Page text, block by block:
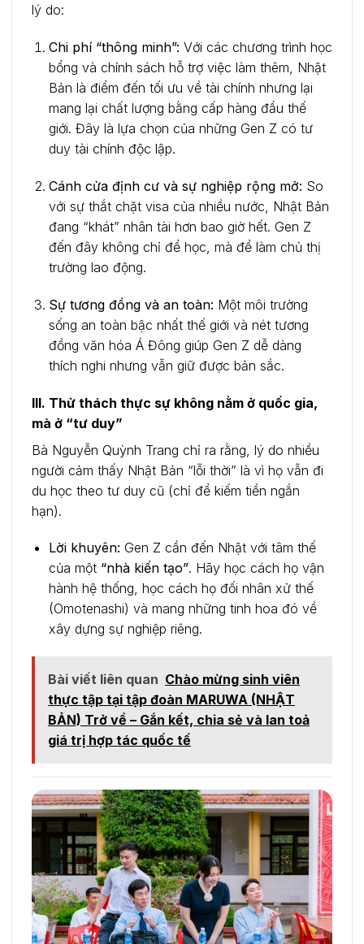
lý do:
Chi phí “thông minh”: Với các chương trình học
bổng và chính sách hỗ trợ việc làm thêm, Nhật
Bản là điểm đến tối ưu về tài chính nhưng lại
mang lại chất lượng bằng cấp hàng đầu thế
giới. Đây là lựa chọn của những Gen Z có tư
duy tài chính độc lập.
Cánh cửa định cư và sự nghiệp rộng mở: So
với sự thắt chặt visa của nhiều nước, Nhật Bản
đang “khát” nhân tài hơn bao giờ hết. Gen Z
đến đây không chỉ để học, mà để làm chủ thị
trường lao động.
Sự tương đồng và an toàn: Một môi trường
sống an toàn bậc nhất thế giới và nét tương
đồng văn hóa Á Đông giúp Gen Z dễ dàng
thích nghi nhưng vẫn giữ được bản sắc.
III. Thử thách thực sự không nằm ở quốc gia,
mà ở “tư duy”
Bà Nguyễn Quỳnh Trang chỉ ra rằng, lý do nhiều
người cảm thấy Nhật Bản “lỗi thời” là vì họ vẫn đi
du học theo tư duy cũ (chỉ để kiếm tiền ngắn
hạn).
Lời khuyên: Gen Z cần đến Nhật với tâm thế
của một “nhà kiến tạo”. Hãy học cách họ vận
hành hệ thống, học cách họ đối nhân xử thế
(Omotenashi) và mang những tinh hoa đó về
xây dựng sự nghiệp riêng.
Bài viết liên quan Chào mừng sinh viên
thực tập tại tập đoàn MARUWA (NHẬT
BẢN) Trở về – Gắn kết, chia sẻ và lan toả
giá trị hợp tác quốc tế